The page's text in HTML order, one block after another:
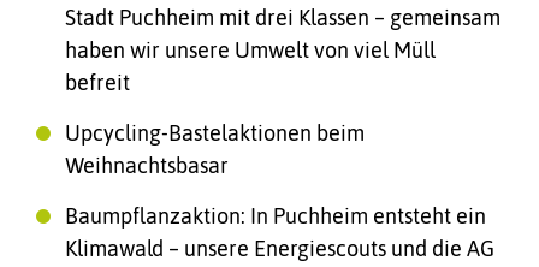
Stadt Puchheim mit drei Klassen – gemeinsam
haben wir unsere Umwelt von viel Müll
befreit
Upcycling-Bastelaktionen beim
Weihnachtsbasar
Baumpflanzaktion: In Puchheim entsteht ein
Klimawald – unsere Energiescouts und die AG